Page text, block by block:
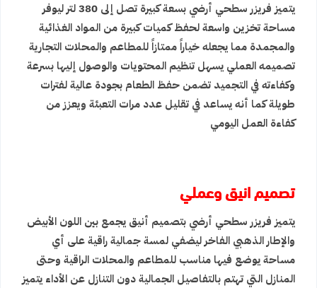
يتميز فريزر سطحي أرضي بسعة كبيرة تصل إلى 380 لتر ليوفر
مساحة تخزين واسعة لحفظ كميات كبيرة من المواد الغذائية
والمجمدة مما يجعله خياراً ممتازاً للمطاعم والمحلات التجارية
تصميمه العملي يسهل تنظيم المحتويات والوصول إليها بسرعة
وكفاءته في التجميد تضمن حفظ الطعام بجودة عالية لفترات
طويلة كما أنه يساعد في تقليل عدد مرات التعبئة ويعزز من
كفاءة العمل اليومي
تصميم انيق وعملي
يتميز فريزر سطحي أرضي بتصميم أنيق يجمع بين اللون الأبيض
والإطار الذهبي الفاخر ليضفي لمسة جمالية راقية على أي
مساحة يوضع فيها مناسب للمطاعم والمحلات الراقية وحتى
المنازل التي تهتم بالتفاصيل الجمالية دون التنازل عن الأداء يتميز